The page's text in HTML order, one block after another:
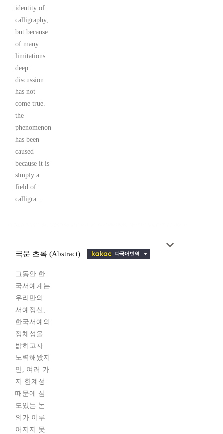
identity of
calligraphy,
but because
of many
limitations
deep
discussion
has not
come true.
the
phenomenon
has been
caused
because it is
simply a
field of
calligra...
국문 초록 (Abstract)
그동안 한
국서예계는
우리만의
서예정신,
한국서예의
정체성을
밝히고자
노력해왔지
만, 여러 가
지 한계성
때문에 심
도있는 논
의가 이루
어지지 못